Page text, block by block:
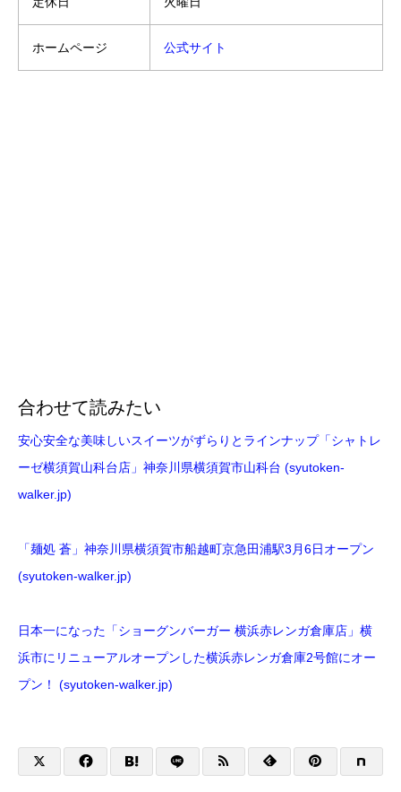
ホームページ 公式サイト
合わせて読みたい
安心安全な美味しいスイーツがずらりとラインナップ「シャトレ
ーゼ横須賀山科台店」神奈川県横須賀市山科台 (syutoken-
walker.jp)
「麺処 蒼」神奈川県横須賀市船越町京急田浦駅3月6日オープン
(syutoken-walker.jp)
日本一になった「ショーグンバーガー 横浜赤レンガ倉庫店」横
浜市にリニューアルオープンした横浜赤レンガ倉庫2号館にオー
プン！ (syutoken-walker.jp)